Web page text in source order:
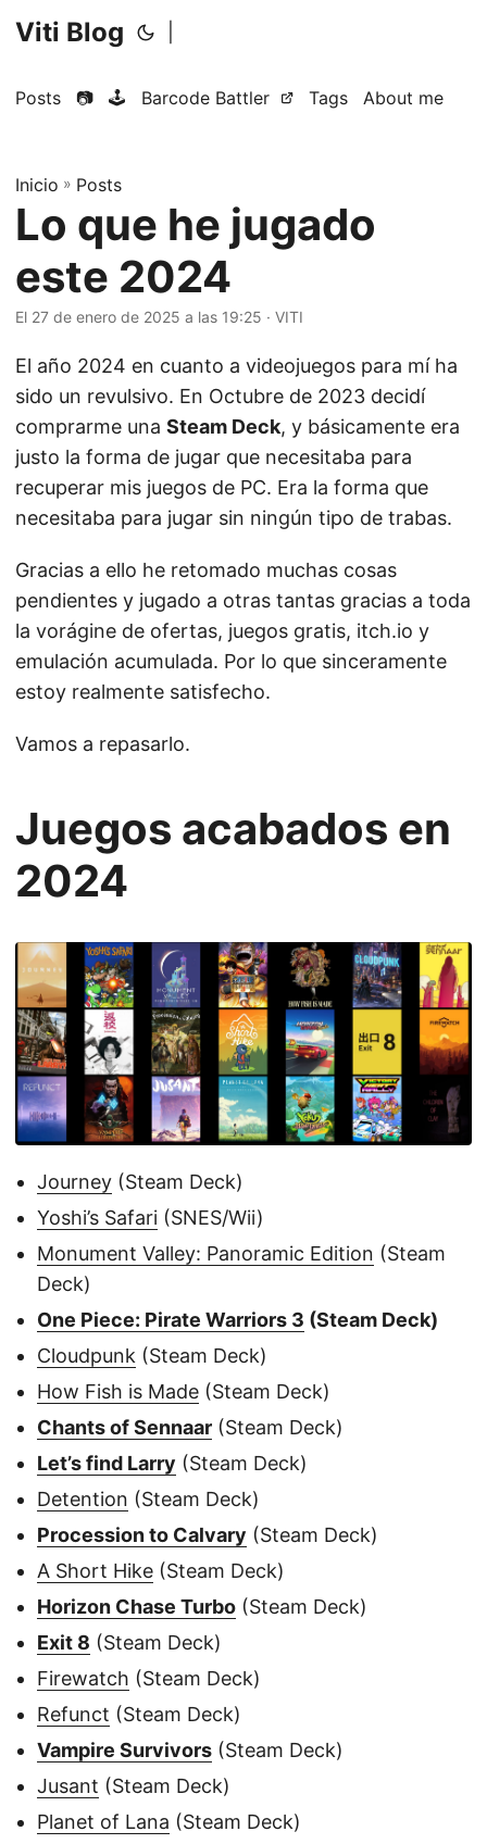
Viti Blog
Posts 📷 🕹️ Barcode Battler Tags About me
Inicio » Posts
Lo que he jugado
este 2024
El 27 de enero de 2025 a las 19:25 · VITI
El año 2024 en cuanto a videojuegos para mí ha
sido un revulsivo. En Octubre de 2023 decidí
comprarme una Steam Deck, y básicamente era
justo la forma de jugar que necesitaba para
recuperar mis juegos de PC. Era la forma que
necesitaba para jugar sin ningún tipo de trabas.
Gracias a ello he retomado muchas cosas
pendientes y jugado a otras tantas gracias a toda
la vorágine de ofertas, juegos gratis, itch.io y
emulación acumulada. Por lo que sinceramente
estoy realmente satisfecho.
Vamos a repasarlo.
Juegos acabados en
2024
Journey (Steam Deck)
Yoshi’s Safari (SNES/Wii)
Monument Valley: Panoramic Edition (Steam
Deck)
One Piece: Pirate Warriors 3 (Steam Deck)
Cloudpunk (Steam Deck)
How Fish is Made (Steam Deck)
Chants of Sennaar (Steam Deck)
Let’s find Larry (Steam Deck)
Detention (Steam Deck)
Procession to Calvary (Steam Deck)
A Short Hike (Steam Deck)
Horizon Chase Turbo (Steam Deck)
Exit 8 (Steam Deck)
Firewatch (Steam Deck)
Refunct (Steam Deck)
Vampire Survivors (Steam Deck)
Jusant (Steam Deck)
Planet of Lana (Steam Deck)